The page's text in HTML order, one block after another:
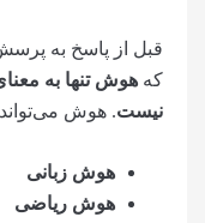
قبل از پاسخ به پرسش
که هوش تنها به
نیست. هوش می‌تواند
هوش زبانی
هوش ریاضی